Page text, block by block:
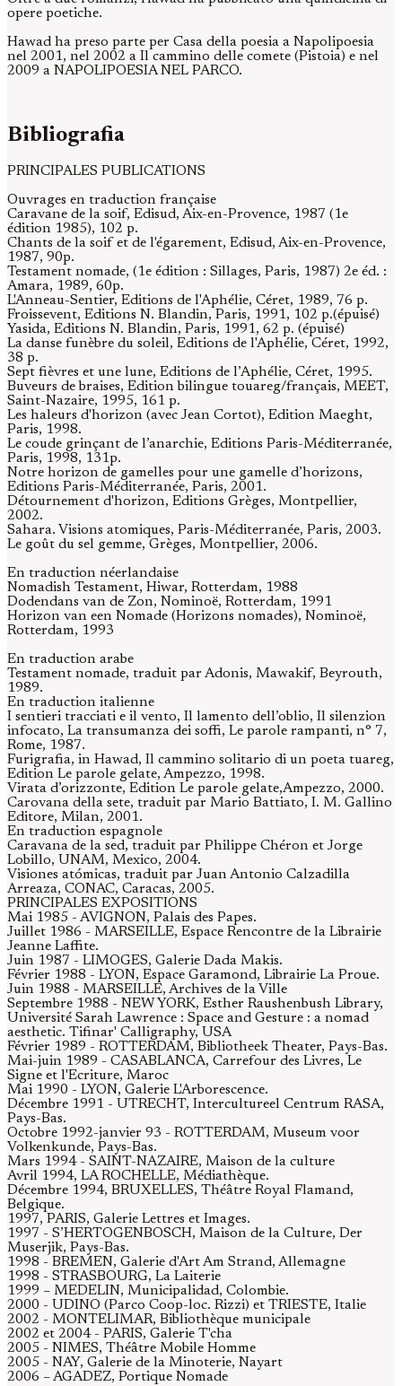
opere poetiche.
Hawad ha preso parte per Casa della poesia a Napolipoesia
nel 2001, nel 2002 a Il cammino delle comete (Pistoia) e nel
2009 a NAPOLIPOESIA NEL PARCO.
Bibliografia
PRINCIPALES PUBLICATIONS
Ouvrages en traduction française
Caravane de la soif, Edisud, Aix-en-Provence, 1987 (1e
édition 1985), 102 p.
Chants de la soif et de l'égarement, Edisud, Aix-en-Provence,
1987, 90p.
Testament nomade, (1e édition : Sillages, Paris, 1987) 2e éd. :
Amara, 1989, 60p.
L'Anneau-Sentier, Editions de l'Aphélie, Céret, 1989, 76 p.
Froissevent, Editions N. Blandin, Paris, 1991, 102 p.(épuisé)
Yasida, Editions N. Blandin, Paris, 1991, 62 p. (épuisé)
La danse funèbre du soleil, Editions de l'Aphélie, Céret, 1992,
38 p.
Sept fièvres et une lune, Editions de l’Aphélie, Céret, 1995.
Buveurs de braises, Edition bilingue touareg/français, MEET,
Saint-Nazaire, 1995, 161 p.
Les haleurs d'horizon (avec Jean Cortot), Edition Maeght,
Paris, 1998.
Le coude grinçant de l’anarchie, Editions Paris-Méditerranée,
Paris, 1998, 131p.
Notre horizon de gamelles pour une gamelle d’horizons,
Editions Paris-Méditerranée, Paris, 2001.
Détournement d'horizon, Editions Grèges, Montpellier,
2002.
Sahara. Visions atomiques, Paris-Méditerranée, Paris, 2003.
Le goût du sel gemme, Grèges, Montpellier, 2006.
En traduction néerlandaise
Nomadish Testament, Hiwar, Rotterdam, 1988
Dodendans van de Zon, Nominoë, Rotterdam, 1991
Horizon van een Nomade (Horizons nomades), Nominoë,
Rotterdam, 1993
En traduction arabe
Testament nomade, traduit par Adonis, Mawakif, Beyrouth,
1989.
En traduction italienne
I sentieri tracciati e il vento, Il lamento dell’oblio, Il silenzion
infocato, La transumanza dei soffi, Le parole rampanti, n° 7,
Rome, 1987.
Furigrafia, in Hawad, Il cammino solitario di un poeta tuareg,
Edition Le parole gelate, Ampezzo, 1998.
Virata d’orizzonte, Edition Le parole gelate,Ampezzo, 2000.
Carovana della sete, traduit par Mario Battiato, I. M. Gallino
Editore, Milan, 2001.
En traduction espagnole
Caravana de la sed, traduit par Philippe Chéron et Jorge
Lobillo, UNAM, Mexico, 2004.
Visiones atómicas, traduit par Juan Antonio Calzadilla
Arreaza, CONAC, Caracas, 2005.
PRINCIPALES EXPOSITIONS
Mai 1985 - AVIGNON, Palais des Papes.
Juillet 1986 - MARSEILLE, Espace Rencontre de la Librairie
Jeanne Laffite.
Juin 1987 - LIMOGES, Galerie Dada Makis.
Février 1988 - LYON, Espace Garamond, Librairie La Proue.
Juin 1988 - MARSEILLE, Archives de la Ville
Septembre 1988 - NEW YORK, Esther Raushenbush Library,
Université Sarah Lawrence : Space and Gesture : a nomad
aesthetic. Tifinar' Calligraphy, USA
Février 1989 - ROTTERDAM, Bibliotheek Theater, Pays-Bas.
Mai-juin 1989 - CASABLANCA, Carrefour des Livres, Le
Signe et l'Ecriture, Maroc
Mai 1990 - LYON, Galerie L'Arborescence.
Décembre 1991 - UTRECHT, Intercultureel Centrum RASA,
Pays-Bas.
Octobre 1992-janvier 93 - ROTTERDAM, Museum voor
Volkenkunde, Pays-Bas.
Mars 1994 - SAINT-NAZAIRE, Maison de la culture
Avril 1994, LA ROCHELLE, Médiathèque.
Décembre 1994, BRUXELLES, Théâtre Royal Flamand,
Belgique.
1997, PARIS, Galerie Lettres et Images.
1997 - S’HERTOGENBOSCH, Maison de la Culture, Der
Muserjik, Pays-Bas.
1998 - BREMEN, Galerie d'Art Am Strand, Allemagne
1998 - STRASBOURG, La Laiterie
1999 – MEDELIN, Municipalidad, Colombie.
2000 - UDINO (Parco Coop-loc. Rizzi) et TRIESTE, Italie
2002 - MONTELIMAR, Bibliothèque municipale
2002 et 2004 - PARIS, Galerie T'cha
2005 - NIMES, Théâtre Mobile Homme
2005 - NAY, Galerie de la Minoterie, Nayart
2006 – AGADEZ, Portique Nomade